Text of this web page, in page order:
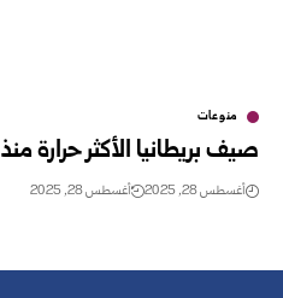
منوعات
صيف بريطانيا الأكثر حرارة منذ 141 عاماً
أغسطس 28, 2025 أغسطس 28, 2025